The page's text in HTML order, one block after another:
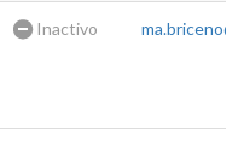
Inactivo